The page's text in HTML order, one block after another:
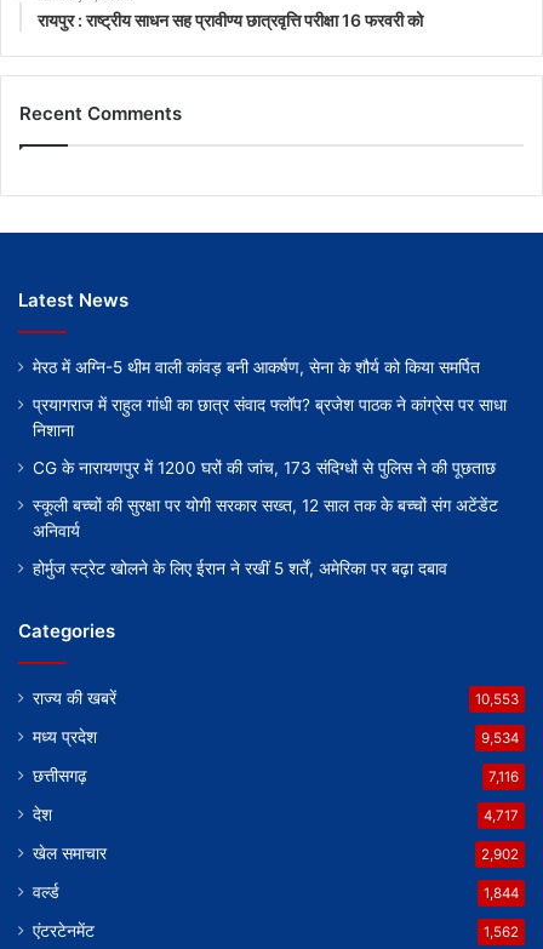
रायपुर : राष्ट्रीय साधन सह प्रावीण्य छात्रवृत्ति परीक्षा 16 फरवरी को
Recent Comments
Latest News
मेरठ में अग्नि-5 थीम वाली कांवड़ बनी आकर्षण, सेना के शौर्य को किया समर्पित
प्रयागराज में राहुल गांधी का छात्र संवाद फ्लॉप? ब्रजेश पाठक ने कांग्रेस पर साधा
निशाना
CG के नारायणपुर में 1200 घरों की जांच, 173 संदिग्धों से पुलिस ने की पूछताछ
स्कूली बच्चों की सुरक्षा पर योगी सरकार सख्त, 12 साल तक के बच्चों संग अटेंडेंट
अनिवार्य
होर्मुज स्ट्रेट खोलने के लिए ईरान ने रखीं 5 शर्तें, अमेरिका पर बढ़ा दबाव
Categories
राज्य की खबरें 10,553
मध्य प्रदेश 9,534
छत्तीसगढ़ 7,116
देश 4,717
खेल समाचार 2,902
वर्ल्ड 1,844
एंटरटेनमेंट 1,562